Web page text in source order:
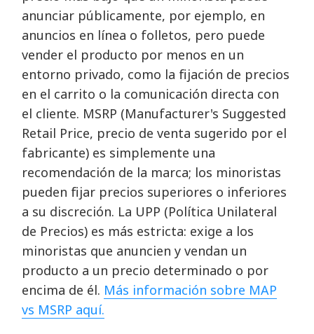
anunciar públicamente, por ejemplo, en
anuncios en línea o folletos, pero puede
vender el producto por menos en un
entorno privado, como la fijación de precios
en el carrito o la comunicación directa con
el cliente. MSRP (Manufacturer's Suggested
Retail Price, precio de venta sugerido por el
fabricante) es simplemente una
recomendación de la marca; los minoristas
pueden fijar precios superiores o inferiores
a su discreción. La UPP (Política Unilateral
de Precios) es más estricta: exige a los
minoristas que anuncien y vendan un
producto a un precio determinado o por
encima de él. Más información sobre MAP
vs MSRP aquí.